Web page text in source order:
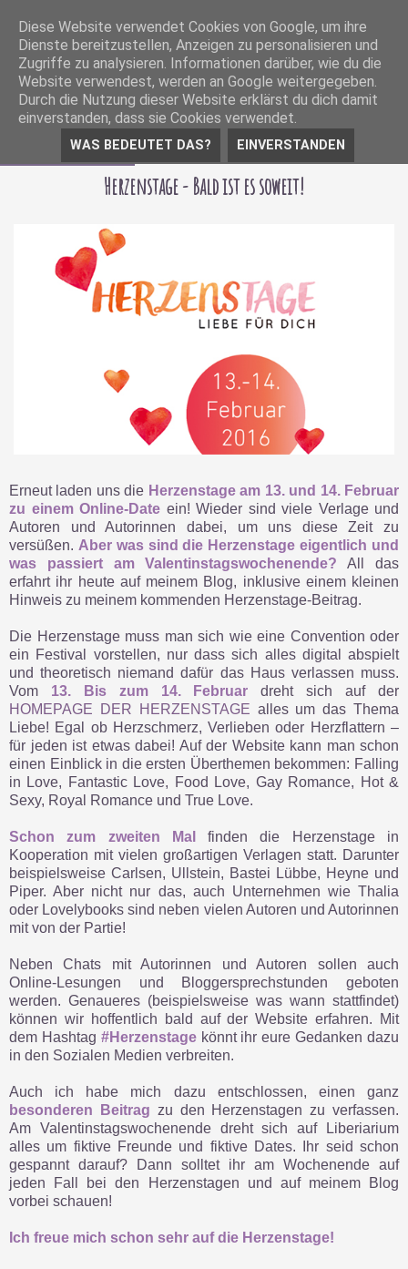
Herzenstage - Bald ist es soweit!
Erneut laden uns die Herzenstage am 13. und 14. Februar
zu einem Online-Date ein! Wieder sind viele Verlage und
Autoren und Autorinnen dabei, um uns diese Zeit zu
versüßen. Aber was sind die Herzenstage eigentlich und
was passiert am Valentinstagswochenende? All das
erfahrt ihr heute auf meinem Blog, inklusive einem kleinen
Hinweis zu meinem kommenden Herzenstage-Beitrag.
Die Herzenstage muss man sich wie eine Convention oder
ein Festival vorstellen, nur dass sich alles digital abspielt
und theoretisch niemand dafür das Haus verlassen muss.
Vom 13. Bis zum 14. Februardreht sich auf der
HOMEPAGE DER HERZENSTAGE alles um das Thema
Liebe! Egal ob Herzschmerz, Verlieben oder Herzflattern –
für jeden ist etwas dabei! Auf der Website kann man schon
einen Einblick in die ersten Überthemen bekommen: Falling
in Love, Fantastic Love, Food Love, Gay Romance, Hot &
Sexy, Royal Romance und True Love.
Schon zum zweiten Mal
finden die Herzenstage in
Kooperation mit vielen großartigen Verlagen statt. Darunter
beispielsweise Carlsen, Ullstein, Bastei Lübbe, Heyne und
Piper. Aber nicht nur das, auch Unternehmen wie Thalia
oder Lovelybooks sind neben vielen Autoren und Autorinnen
mit von der Partie!
Neben Chats mit Autorinnen und Autoren sollen auch
Online-Lesungen und Bloggersprechstunden geboten
werden. Genaueres (beispielsweise was wann stattfindet)
können wir hoffentlich bald auf der Website erfahren. Mit
dem Hashtag #Herzenstagekönnt ihr eure Gedanken dazu
in den Sozialen Medien verbreiten.
Auch ich habe mich dazu entschlossen, einen ganz
besonderen Beitrag zu den Herzenstagen zu verfassen.
Am Valentinstagswochenende dreht sich auf Liberiarium
alles um fiktive Freunde und fiktive Dates. Ihr seid schon
gespannt darauf? Dann solltet ihr am Wochenende auf
jeden Fall bei den Herzenstagen und auf meinem Blog
vorbei schauen!
Ich freue mich schon sehr auf die Herzenstage!
Diese Website verwendet Cookies von Google, um ihre
Dienste bereitzustellen, Anzeigen zu personalisieren und
Zugriffe zu analysieren. Informationen darüber, wie du die
Website verwendest, werden an Google weitergegeben.
Durch die Nutzung dieser Website erklärst du dich damit
einverstanden, dass sie Cookies verwendet.
WAS BEDEUTET DAS? EINVERSTANDEN